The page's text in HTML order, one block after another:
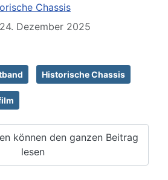
Chassis
Dezember 2025
Historische Chassis
können den ganzen Beitrag
lesen